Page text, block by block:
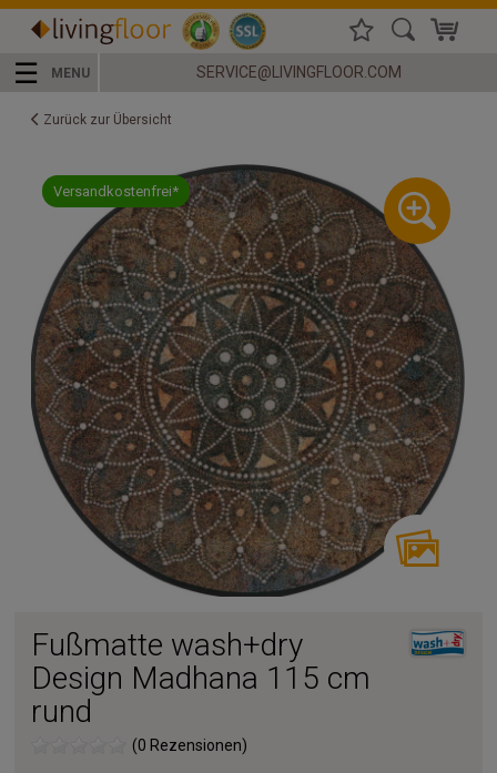
☰ MENU SERVICE@LIVINGFLOOR.COM
Zurück zur Übersicht
Versandkostenfrei*
Fußmatte wash+dry
Design Madhana 115 cm
rund
(0 Rezensionen)